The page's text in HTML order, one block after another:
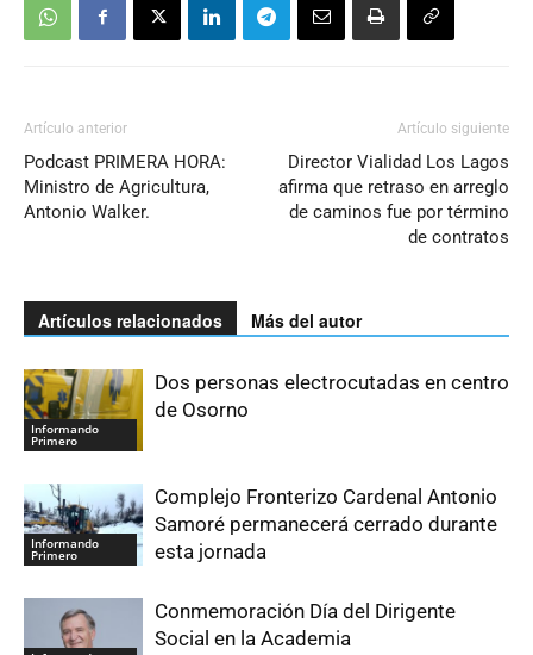
Artículo anterior
Podcast PRIMERA HORA:
Ministro de Agricultura,
Antonio Walker.
Artículo siguiente
Director Vialidad Los Lagos
afirma que retraso en arreglo
de caminos fue por término
de contratos
Artículos relacionados Más del autor
Informando
Primero
Dos personas electrocutadas en centro
de Osorno
Informando
Primero
Complejo Fronterizo Cardenal Antonio
Samoré permanecerá cerrado durante
esta jornada
Conmemoración Día del Dirigente
Social en la Academia